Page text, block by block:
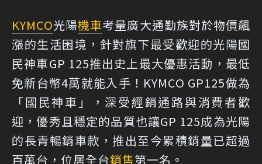
KYMCO光陽機車考量廣大通勤族對於物價飆
漲的生活困境，針對旗下最受歡迎的光陽國
民神車GP 125推出史上最大優惠活動，最低
免新台幣4萬就能入手！KYMCO GP125做為
「國民神車」，深受經銷通路與消費者歡
迎，優秀且穩定的品質也讓GP 125成為光陽
的長青暢銷車款，推出至今累積銷量已超過
百萬台，位居全台銷售第一名。